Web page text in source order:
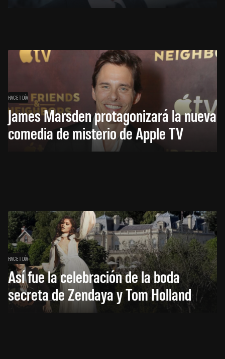
HACE 1 DÍA
James Marsden protagonizará la nueva
comedia de misterio de Apple TV
HACE 1 DÍA
Así fue la celebración de la boda
secreta de Zendaya y Tom Holland